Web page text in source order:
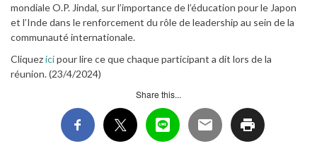
mondiale O.P. Jindal, sur l’importance de l’éducation pour le Japon
et l’Inde dans le renforcement du rôle de leadership au sein de la
communauté internationale.
Cliquezicipour lire ce que chaque participant a dit lors de la
réunion. (23/4/2024)
Share this...